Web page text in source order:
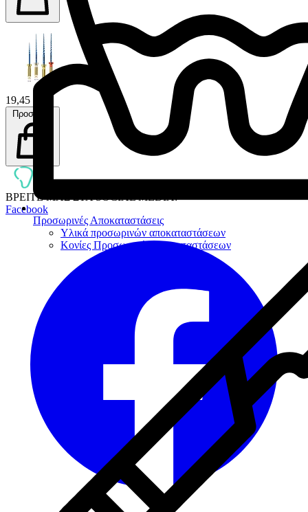
Προσωρινές Αποκαταστάσεις
Υλικά προσωρινών αποκαταστάσεων
Κονίες Προσωρινών αποκαταστάσεων
19,45 €
Προσθήκη
ΒΡΕΙΤΕ ΜΑΣ ΣΤΑ SOCIAL MEDIA:
Facebook